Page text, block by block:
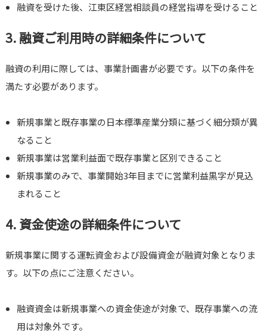
融資を受けた後、江東区経営相談員の経営指導を受けること
3. 融資ご利用時の詳細条件について
融資の利用に際しては、事業計画書が必要です。以下の条件を
満たす必要があります。
新規事業と既存事業の日本標準産業分類に基づく細分類が異
なること
新規事業は営業利益面で既存事業と区別できること
新規事業のみで、事業開始3年目までに営業利益黒字が見込
まれること
4. 資金使途の詳細条件について
新規事業に関する運転資金および設備資金が融資対象となりま
す。以下の点にご注意ください。
融資資金は新規事業への資金使途が対象で、既存事業への流
用は対象外です。